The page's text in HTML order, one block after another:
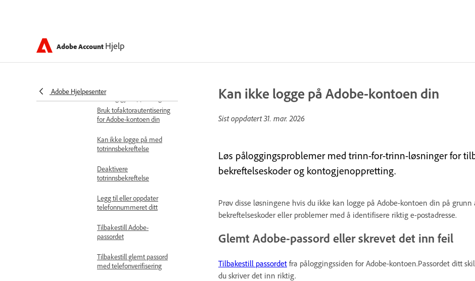
Adobe Account Hjelp
Adobe Hjelpesenter
Deaktiver Adobe Account
Access-appen
Sikkerhet og gjenoppretting
Bruk tofaktorautentisering
for Adobe-kontoen din
Kan ikke logge på med
totrinnsbekreftelse
Deaktivere
totrinnsbekreftelse
Legg til eller oppdater
telefonnummeret ditt
Tilbakestill Adobe-
passordet
Tilbakestill glemt passord
med telefonverifisering
Kan ikke logge på Adobe-kontoen din
Sist oppdatert31. mar. 2026
Løs påloggingsproblemer med trinn-for-trinn-løsninger for
bekreftelseskoder og kontogjenoppretting.
Prøv disse løsningene hvis du ikke kan logge på Adobe-kontoen din på
bekreftelseskoder eller problemer med å identifisere riktig e-postadresse.
Glemt Adobe-passord eller skrevet det inn feil
Tilbakestill passordet fra påloggingssiden for Adobe-kontoen.Passordet ditt
du skriver det inn riktig.